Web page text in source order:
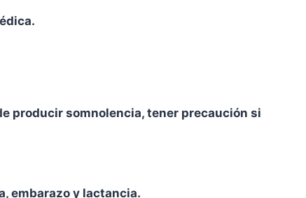
producir somnolencia, tener precaución si
embarazo y lactancia.